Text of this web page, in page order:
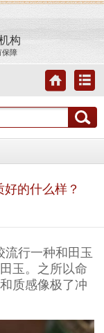
构
保障
的什么样？
行一种和田玉
玉。之所以命
质感像极了冲